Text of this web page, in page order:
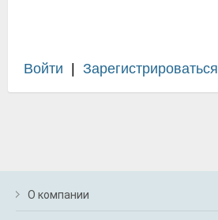
Войти Зарегистрироваться
О компании